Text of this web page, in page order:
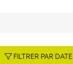
FILTRER PAR DATE